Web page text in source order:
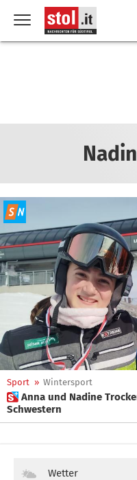
Sport » Wintersport
 Anna und Nadine Trocker – zwei besondere Ski-
Schwestern
Wetter